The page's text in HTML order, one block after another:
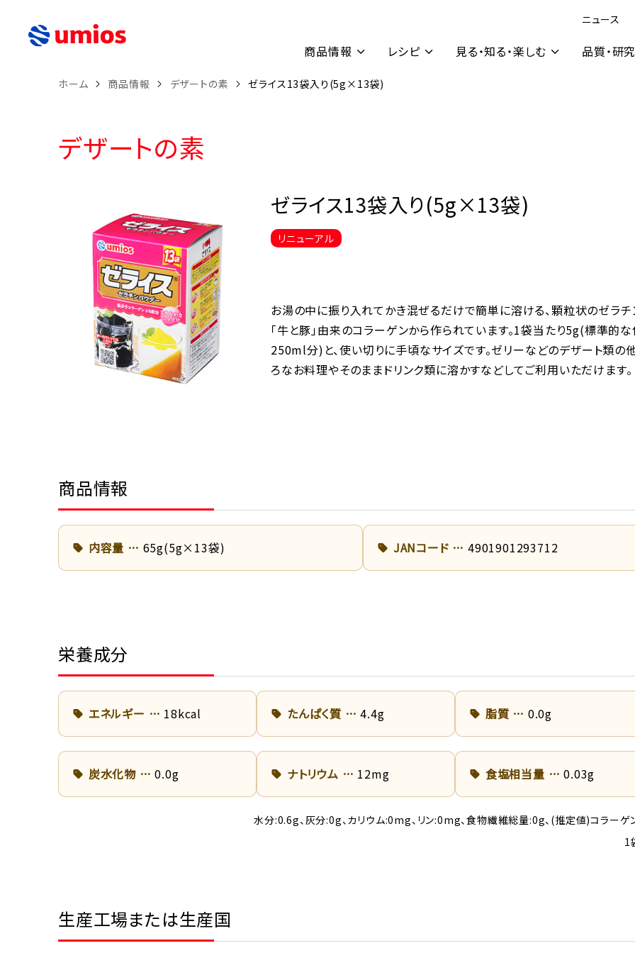
ニュース
商品情報 レシピ 見る・知る・楽しむ 品質・研
ホーム 商品情報 デザートの素 ゼライス13袋入り(5g×13袋)
デザートの素
ゼライス13袋入り(5g×13袋)
リニューアル
お湯の中に振り入れてかき混ぜるだけで簡単に溶ける、顆粒状のゼラチ
「牛と豚」由来のコラーゲンから作られています。1袋当たり5g(標準的
250ml分)と、使い切りに手頃なサイズです。ゼリーなどのデザート類の
ろなお料理やそのままドリンク類に溶かすなどしてご利用いただけます。
商品情報
内容量 65g(5g×13袋) JANコード 4901901293712
栄養成分
エネルギー 18kcal たんぱく質 4.4g 脂質 0.0g
炭水化物 0.0g ナトリウム 12mg 食塩相当量 0.03g
水分:0.6g、灰分:0g、カリウム:0mg、リン:0mg、食物繊維総量:0g、(推定値)コラー
1
生産工場または生産国